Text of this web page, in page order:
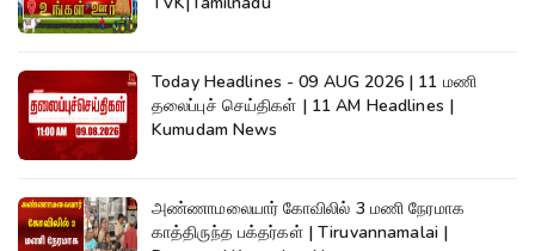
Today Headlines - 09 AUG 2026 | 11 மணி
தலைப்புச் செய்திகள் | 11 AM Headlines |
Kumudam News
அண்ணாமலையார் கோவிலில் 3 மணி நேரமாக
காத்திருந்த பக்தர்கள் | Tiruvannamalai |